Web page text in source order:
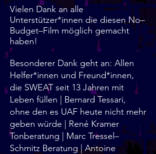
Vielen Dank an alle
Unterstützer*innen die diesen No–
Budget–Film möglich gemacht
haben!
Besonderer Dank geht an: Allen
Helfer*innen und Freund*innen,
die SWEAT seit 13 Jahren mit
Leben füllen | Bernard Tessari,
ohne den es UAF heute nicht mehr
geben würde | René Kramer
Tonberatung | Marc Tressel–
Schmitz Beratung | Antoine